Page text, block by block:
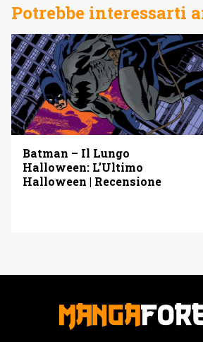
Potrebbe interessarti
Batman – Il Lungo
Halloween: L’Ultimo
Halloween | Recensione